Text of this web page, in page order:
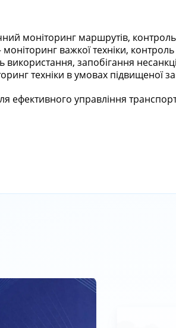
моніторинг маршрутів,
важкої техніки,
запобігання
техніки в умовах підвищеної
ефективного управління